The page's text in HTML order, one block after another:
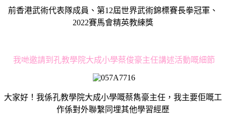
前香港武術代表隊成員、第12屆世界武術錦標賽長拳冠軍、
2022賽馬會精英教練獎
我哋邀請到孔教學院大成小學蔡俊豪主任講述活動嘅細節
大家好！我係孔教學院大成小學嘅蔡雋豪主任，我主要佢嘅工
作係對外聯繫同埋其他學習經歷